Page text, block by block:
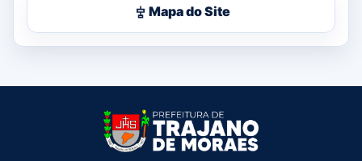
Mapa do Site